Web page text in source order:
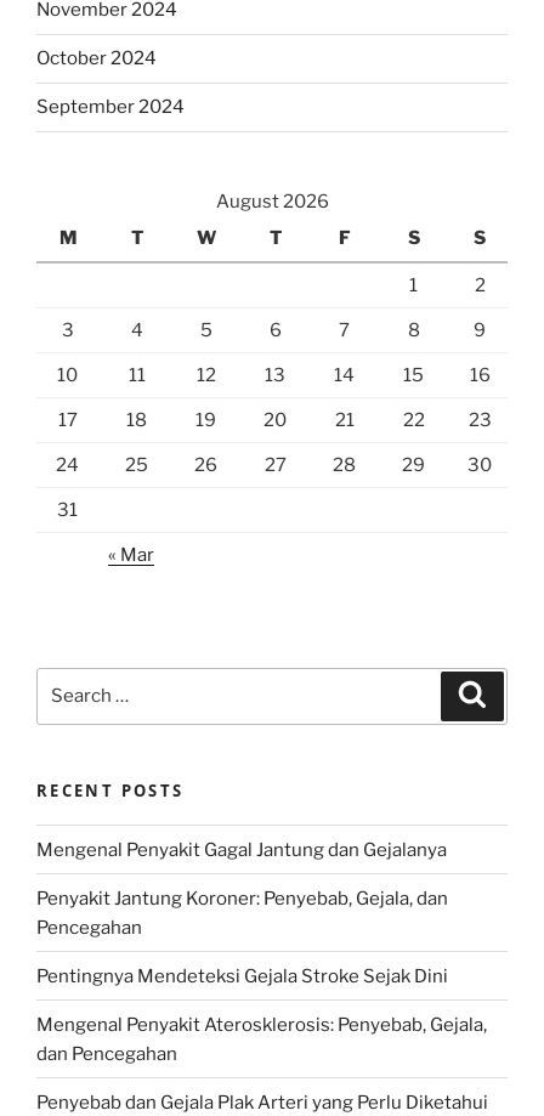
November 2024
October 2024
September 2024
August 2026
M
T W T F S S
1 2
3 4 5 6 7 8 9
10 11 12 13 14 15 16
17 18 19 20 21 22 23
24 25 26 27 28 29 30
31
« Mar
RECENT POSTS
Mengenal Penyakit Gagal Jantung dan Gejalanya
Penyakit Jantung Koroner: Penyebab, Gejala, dan
Pencegahan
Pentingnya Mendeteksi Gejala Stroke Sejak Dini
Mengenal Penyakit Aterosklerosis: Penyebab, Gejala,
dan Pencegahan
Penyebab dan Gejala Plak Arteri yang Perlu Diketahui